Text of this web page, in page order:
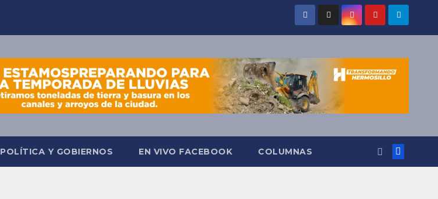
POLÍTICA Y GOBIERNOS EN VIVO FACEBOOK COLUMNAS